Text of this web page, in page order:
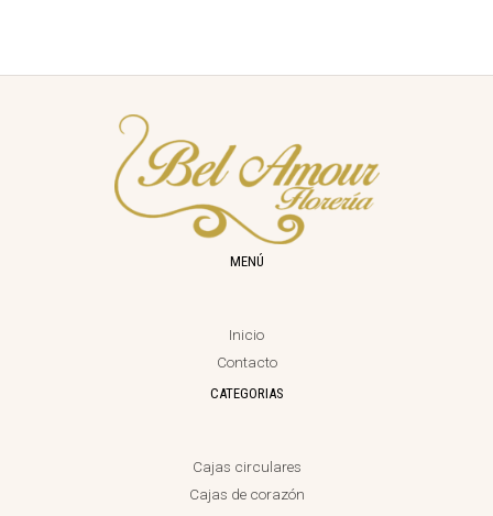
MENÚ
Inicio
Contacto
CATEGORIAS
Cajas circulares
Cajas de corazón